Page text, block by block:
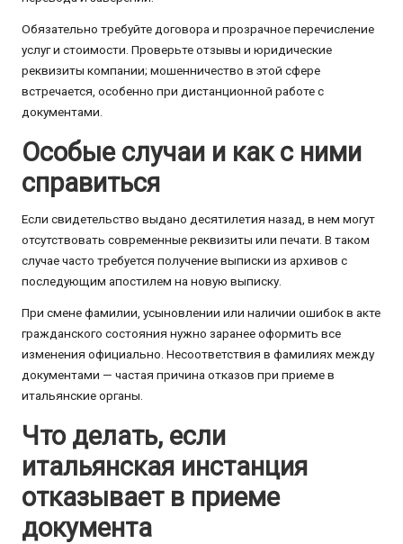
Обязательно требуйте договора и прозрачное перечисление
услуг и стоимости. Проверьте отзывы и юридические
реквизиты компании; мошенничество в этой сфере
встречается, особенно при дистанционной работе с
документами.
Особые случаи и как с ними
справиться
Если свидетельство выдано десятилетия назад, в нем могут
отсутствовать современные реквизиты или печати. В таком
случае часто требуется получение выписки из архивов с
последующим апостилем на новую выписку.
При смене фамилии, усыновлении или наличии ошибок в акте
гражданского состояния нужно заранее оформить все
изменения официально. Несоответствия в фамилиях между
документами — частая причина отказов при приеме в
итальянские органы.
Что делать, если
итальянская инстанция
отказывает в приеме
документа